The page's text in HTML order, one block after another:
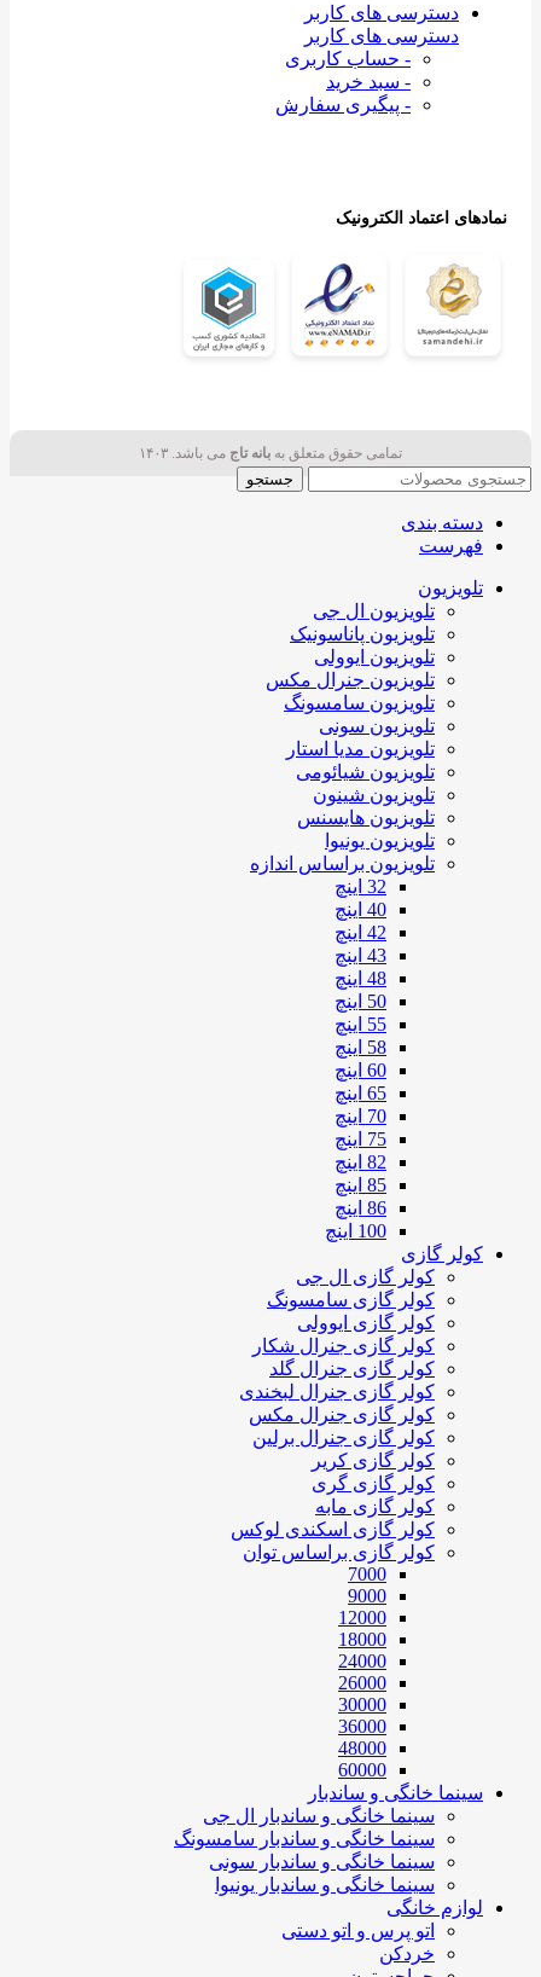
دسترسی های کاربر
دسترسی های کاربر
- حساب کاربری
- سبد خرید
- پیگیری سفارش
نمادهای اعتماد الکترونیک
تمامی حقوق متعلق به بانه تاج می باشد. ۱۴۰۳
جستجو
دسته بندی
فهرست
تلویزیون
تلویزیون ال جی
تلویزیون پاناسونیک
تلویزیون ایوولی
تلویزیون جنرال مکس
تلویزیون سامسونگ
تلویزیون سونی
تلویزیون مدیا استار
تلویزیون شیائومی
تلویزیون شینون
تلویزیون هایسنس
تلویزیون یونیوا
تلویزیون براساس اندازه
32 اینچ
40 اینچ
42 اینچ
43 اینچ
48 اینچ
50 اینچ
55 اینچ
58 اینچ
60 اینچ
65 اینچ
70 اینچ
75 اینچ
82 اینچ
85 اینچ
86 اینچ
100 اینچ
کولر گازی
کولر گازی ال جی
کولر گازی سامسونگ
کولر گازی ایوولی
کولر گازی جنرال شکار
کولر گازی جنرال گلد
کولر گازی جنرال لبخندی
کولر گازی جنرال مکس
کولر گازی جنرال برلین
کولر گازی کریر
کولر گازی گری
کولر گازی مابه
کولر گازی اسکندی لوکس
کولر گازی براساس توان
7000
9000
12000
18000
24000
26000
30000
36000
48000
60000
سینما خانگی و ساندبار
سینما خانگی و ساندبار ال جی
سینما خانگی و ساندبار سامسونگ
سینما خانگی و ساندبار سونی
سینما خانگی و ساندبار یونیوا
لوازم خانگی
اتو پرس و اتو دستی
خردکن